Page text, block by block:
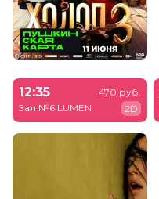
12:35
Зал №6 LUMEN
470 руб.
2D